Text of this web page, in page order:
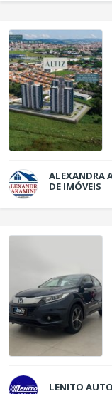
ALEXANDRA
DE IMÓVEIS
LENITO